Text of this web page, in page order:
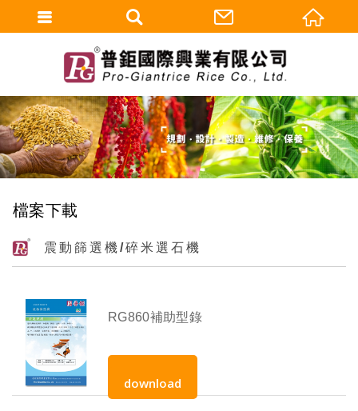
檔案下載
震動篩選機/碎米選石機
RG860補助型錄
download